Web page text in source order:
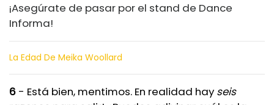
¡Asegúrate de pasar por el stand de Dance
Informa!
La Edad De Meika Woollard
6 - Está bien, mentimos. En realidad hay seis